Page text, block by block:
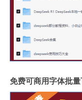
免费可商用字体批